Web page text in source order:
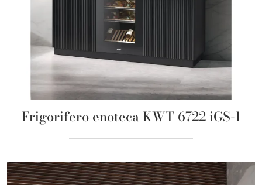
Frigorifero enoteca KWT 6722 iGS-1